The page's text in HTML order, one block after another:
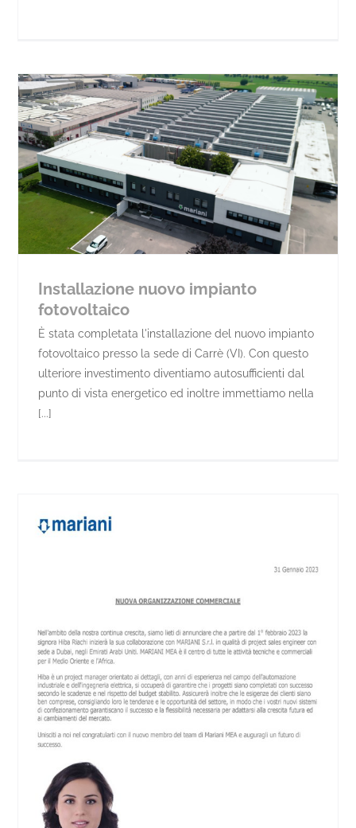
Installazione nuovo impianto
fotovoltaico
È stata completata l'installazione del nuovo impianto
fotovoltaico presso la sede di Carrè (VI). Con questo
ulteriore investimento diventiamo autosufficienti dal
punto di vista energetico ed inoltre immettiamo nella
[...]